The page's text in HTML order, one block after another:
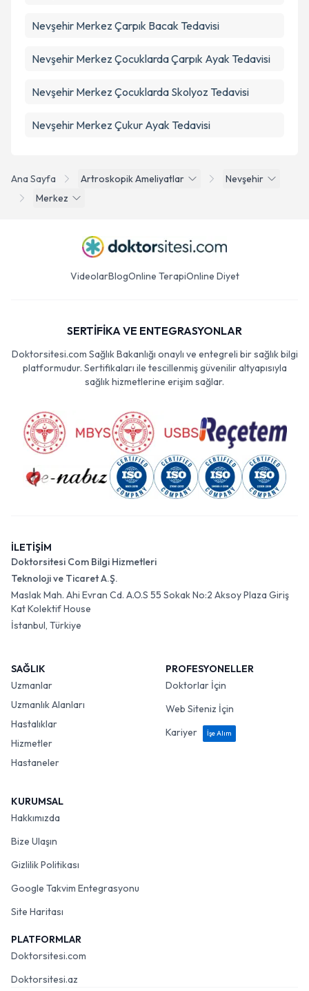
Ana Sayfa Artroskopik Ameliyatlar
Nevşehir
Merkez
Nevşehir Merkez Çarpık Bacak Tedavisi
Nevşehir Merkez Çocuklarda Çarpık Ayak Tedavisi
Nevşehir Merkez Çocuklarda Skolyoz Tedavisi
Nevşehir Merkez Çukur Ayak Tedavisi
VideolarBlogOnline TerapiOnline Diyet
SERTİFİKA VE ENTEGRASYONLAR
Doktorsitesi.com Sağlık Bakanlığı onaylı ve entegreli bir sağlık bilgi
platformudur. Sertifikaları ile tescillenmiş güvenilir altyapısıyla
sağlık hizmetlerine erişim sağlar.
İLETİŞİM
Doktorsitesi Com Bilgi Hizmetleri
Teknoloji ve Ticaret A.Ş.
Maslak Mah. Ahi Evran Cd. A.O.S 55 Sokak No:2 Aksoy Plaza Giriş
Kat Kolektif House
İstanbul, Türkiye
SAĞLIK
Uzmanlar
Uzmanlık Alanları
Hastalıklar
Hizmetler
Hastaneler
PROFESYONELLER
Doktorlar İçin
Web Siteniz İçin
Kariyer
İşe Alım
KURUMSAL
Hakkımızda
Bize Ulaşın
Gizlilik Politikası
Google Takvim Entegrasyonu
Site Haritası
PLATFORMLAR
Doktorsitesi.com
Doktorsitesi.az